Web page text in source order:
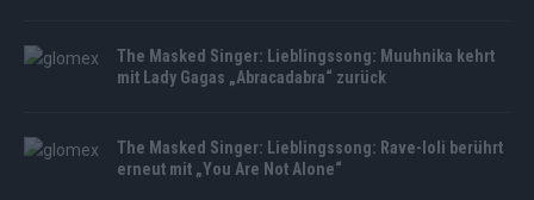
The Masked Singer: Lieblingssong: Muuhnika kehrt
mit Lady Gagas „Abracadabra“ zurück
The Masked Singer: Lieblingssong: Rave-Ioli berührt
erneut mit „You Are Not Alone“